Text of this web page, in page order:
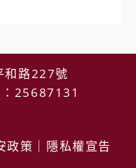
和路227號
25687131
政策 隱私權宣告